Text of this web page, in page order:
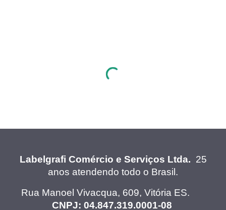
Labelgrafi Comércio e Serviços Ltda. 25
anos atendendo todo o Brasil.
Rua Manoel Vivacqua, 609, Vitória ES.
CNPJ: 04.847.319.0001-08